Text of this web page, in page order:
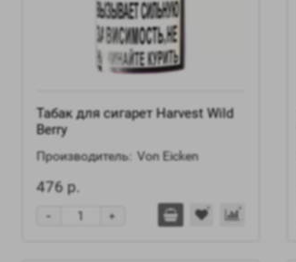
Табак для сигарет Harvest Wild
Berry
Производитель: Von Eicken
476 р.
+
-